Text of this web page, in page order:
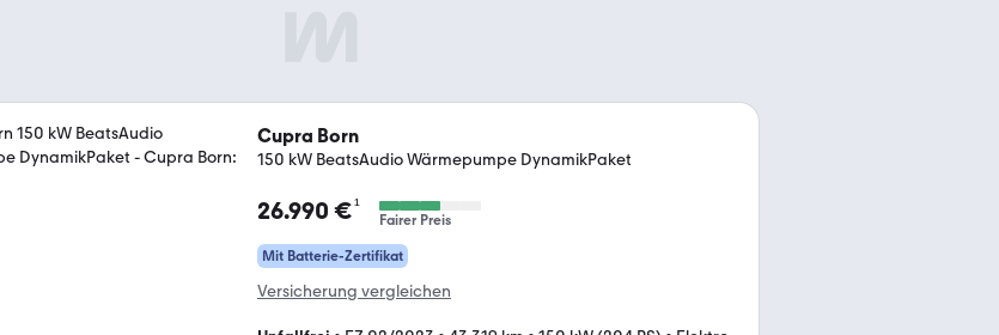
Cupra Born
150 kW BeatsAudio Wärmepumpe DynamikPaket
26.990 €¹
Fairer Preis
Mit Batterie-Zertifikat
Versicherung vergleichen